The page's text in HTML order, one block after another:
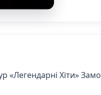
«Легендарні Хіти»